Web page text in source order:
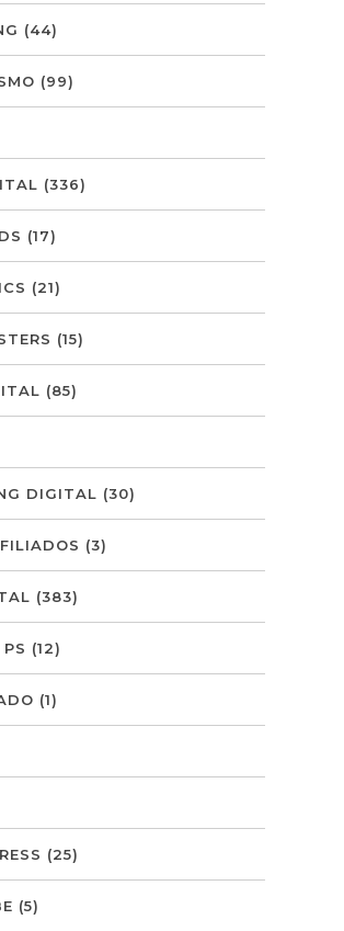
(44)
(99)
(336)
(17)
(21)
(15)
(85)
DIGITAL (30)
(3)
(383)
(12)
(1)
(25)
(5)